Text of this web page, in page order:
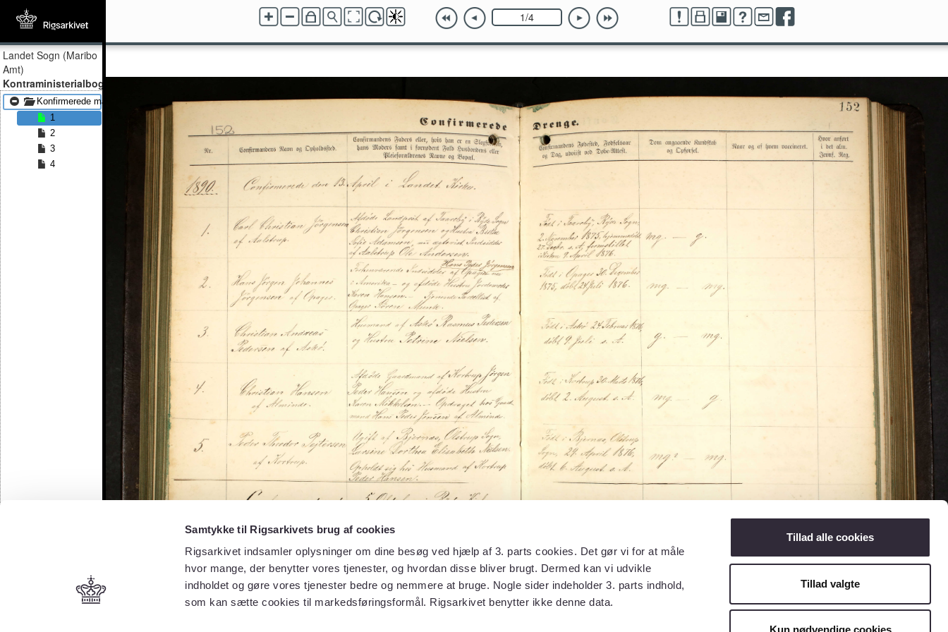
Samtykke til Rigsarkivets brug af cookies
Rigsarkivet indsamler oplysninger om dine besøg ved hjælp af 3. parts cookies. Det gør vi for at måle
hvor mange, der benytter vores tjenester, og hvordan disse bliver brugt. Dermed kan vi udvikle
indholdet og gøre vores tjenester bedre og nemmere at bruge. Nogle sider indeholder 3. parts indhold,
som kan sætte cookies til markedsføringsformål. Rigsarkivet benytter ikke denne data.
Tillad alle cookies
Tillad valgte
Kun nødvendige cookies
Landet Sogn (Maribo
Amt)
Kontraministerialbog
Konfirmerede mænd 1890 - Konfirmerede mænd 1891
1
2
3
4